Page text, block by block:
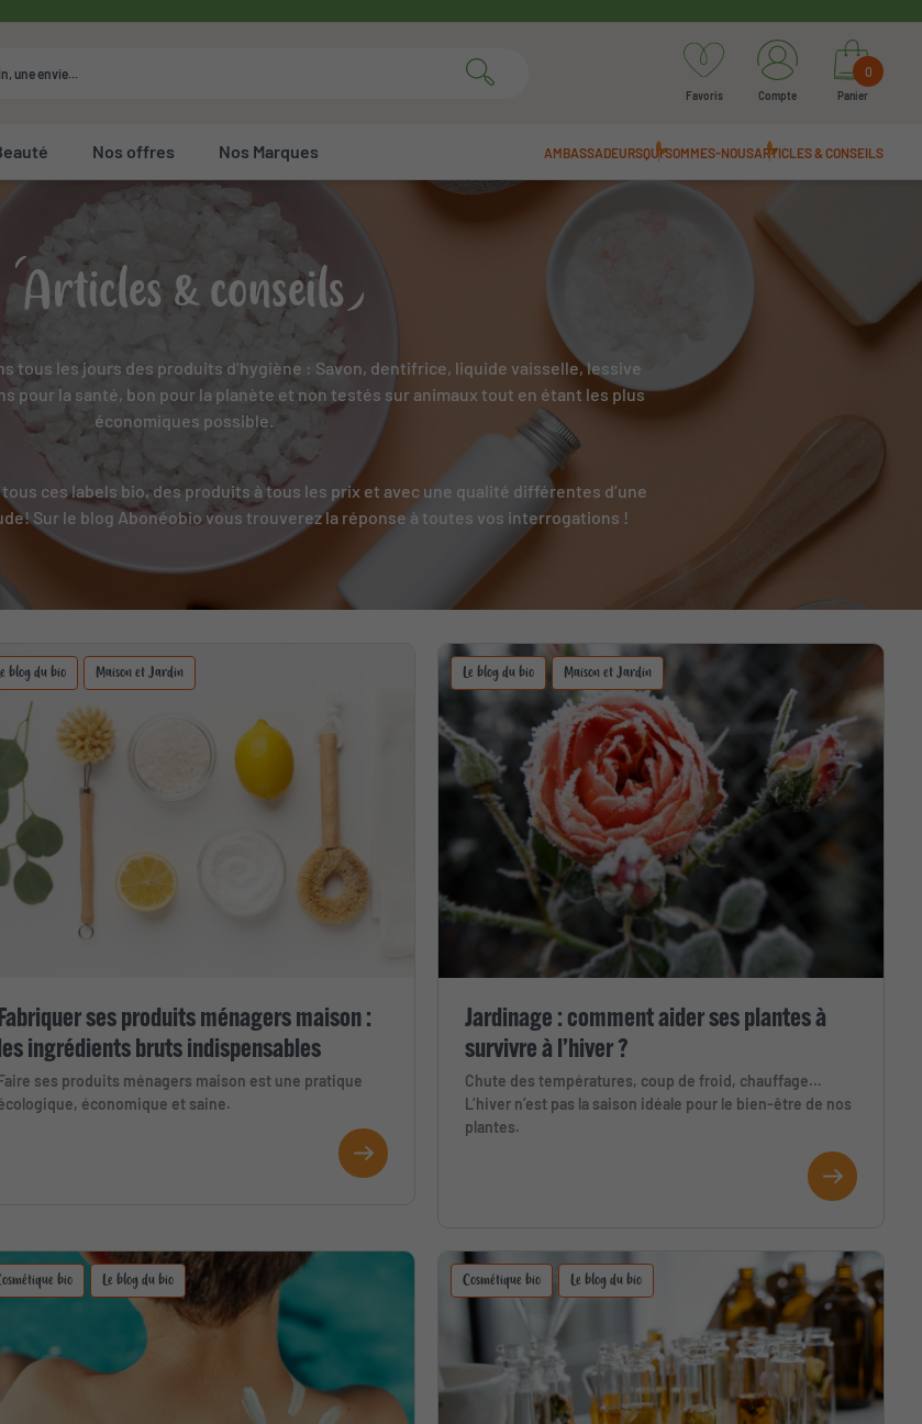
Favoris Compte
0
Panier
Nos offres Nos Marques AMBASSADEURSQUI SOMMES-NOUSARTICLES & CONSEILS
Articles & conseils
tous les jours des produits d’hygiène : Savon, dentifrice, liquide vaisselle, lessive
pour la santé, bon pour la planète et non testés sur animaux tout en étant les plus
économiques possible.
ces labels bio, des produits à tous les prix et avec une qualité différentes d’une
Sur le blog Abonéobio vous trouverez la réponse à toutes vos interrogations !
blog du bio Maison et Jardin
Fabriquer ses produits ménagers maison :
les ingrédients bruts indispensables
ses produits ménagers maison est une pratique
économique et saine.
Le blog du bio Maison et Jardin
Jardinage : comment aider ses plantes à
survivre à l’hiver ?
Chute des températures, coup de froid, chauffage…
L’hiver n’est pas la saison idéale pour le bien-être de nos
plantes.
bio Le blog du bio Cosmétique bio Le blog du bio